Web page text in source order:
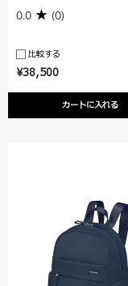
¥38,500
カートに入れる
0.0 (0)
比較する